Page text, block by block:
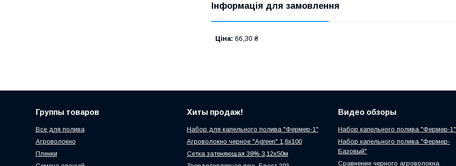
Інформація для замовлення
Ціна: 66,30 ₴
Группы товаров
Все для полива
Агроволокно
Пленки
Хиты продаж!
Набор для капельного полива "Фермер-1"
Агроволокно черное "Agreen" 1,6х100
Сетка затеняющая 38% 3,12х50м
Видео обзоры
Набор капельного полива "Фермер-1"
Набор капельного полива "Фермер-
Базовый"
Сравнение черного агроволокна